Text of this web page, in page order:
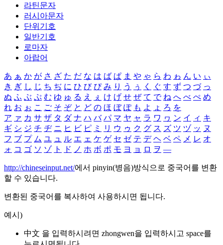
라틴문자
러시아문자
단위기호
일반기호
로마자
아랍어
あ ぁ か が さ ざ た だ な は ば ぱ ま や ゃ ら わ ゎ ん い ぃ
き ぎ し じ ち ぢ に ひ び ぴ み り う ぅ く ぐ す ず つ づ っ
ぬ ふ ぶ ぷ む ゆ ゅ る え ぇ け げ せ ぜ て で ね へ べ ぺ め
れ お ぉ こ ご そ ぞ と ど の ほ ぼ ぽ も よ ょ ろ を
ア ァ カ サ ザ タ ダ ナ ハ バ パ マ ヤ ャ ラ ワ ヮ ン イ ィ キ
ギ シ ジ チ ヂ ニ ヒ ビ ピ ミ リ ウ ゥ ク グ ス ズ ツ ヅ ッ ヌ
フ ブ プ ム ユ ュ ル エ ェ ケ ゲ セ ゼ テ デ ヘ ベ ペ メ レ オ
ォ コ ゴ ソ ゾ ト ド ノ ホ ボ ポ モ ヨ ョ ロ ヲ ―
http://chineseinput.net/에서 pinyin(병음)방식으로 중국어를 변환
할 수 있습니다.
변환된 중국어를 복사하여 사용하시면 됩니다.
예시)
中文 을 입력하시려면 zhongwen을 입력하시고 space를